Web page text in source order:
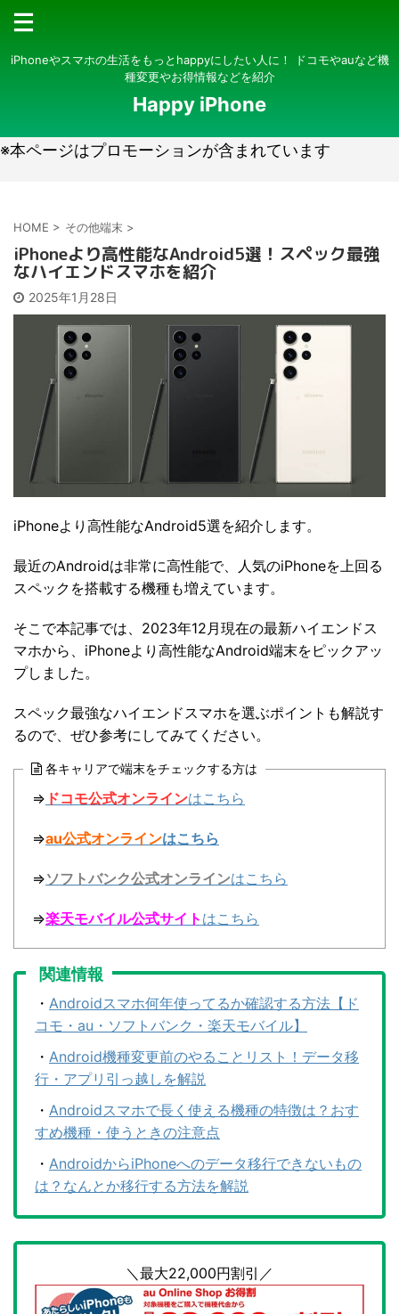
iPhoneやスマホの生活をもっとhappyにしたい人に！ ドコモやauなど機
種変更やお得情報などを紹介
Happy iPhone
※本ページはプロモーションが含まれています
HOME > その他端末 >
iPhoneより高性能なAndroid5選！スペック最強
なハイエンドスマホを紹介
2025年1月28日
iPhoneより高性能なAndroid5選を紹介します。
最近のAndroidは非常に高性能で、人気のiPhoneを上回る
スペックを搭載する機種も増えています。
そこで本記事では、2023年12月現在の最新ハイエンドス
マホから、iPhoneより高性能なAndroid端末をピックアッ
プしました。
スペック最強なハイエンドスマホを選ぶポイントも解説す
るので、ぜひ参考にしてみてください。
各キャリアで端末をチェックする方は
⇒ ドコモ公式オンラインはこちら
⇒au公式オンラインはこちら
⇒ソフトバンク公式オンラインはこちら
⇒楽天モバイル公式サイト はこちら
関連情報
・ Androidスマホ何年使ってるか確認する方法【ド
コモ・au・ソフトバンク・楽天モバイル】
・ Android機種変更前のやることリスト！データ移
行・アプリ引っ越しを解説
・ Androidスマホで長く使える機種の特徴は？おす
すめ機種・使うときの注意点
・ AndroidからiPhoneへのデータ移行できないもの
は？なんとか移行する方法を解説
＼最大22,000円割引／